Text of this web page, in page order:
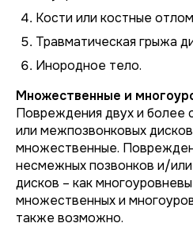
Кости или костные
Травматическая грыжа
Инородное тело.
Множественные и
Повреждения двух и более
или межпозвонковых
множественные.
несмежных позвонков и/
дисков – как
множественных и
также возможно.